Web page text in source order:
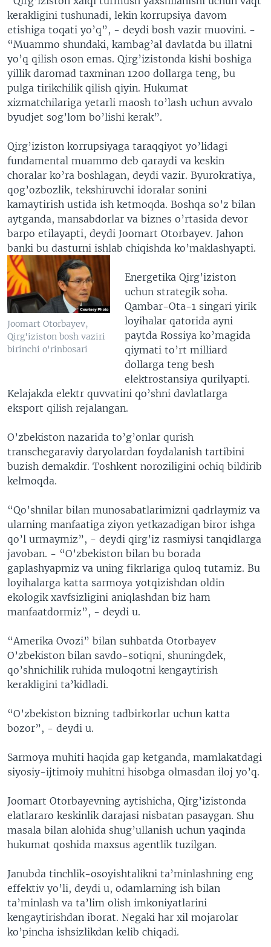
kerakligini tushunadi, lekin korrupsiya davom
etishiga toqati yo’q”, - deydi bosh vazir muovini. -
“Muammo shundaki, kambag’al davlatda bu illatni
yo’q qilish oson emas. Qirg’izistonda kishi boshiga
yillik daromad taxminan 1200 dollarga teng, bu
pulga tirikchilik qilish qiyin. Hukumat
xizmatchilariga yetarli maosh to’lash uchun avvalo
byudjet sog’lom bo’lishi kerak”.
Qirg’iziston korrupsiyaga taraqqiyot yo’lidagi
fundamental muammo deb qaraydi va keskin
choralar ko’ra boshlagan, deydi vazir. Byurokratiya,
qog’ozbozlik, tekshiruvchi idoralar sonini
kamaytirish ustida ish ketmoqda. Boshqa so’z bilan
aytganda, mansabdorlar va biznes o’rtasida devor
barpo etilayapti, deydi Joomart Otorbayev. Jahon
banki bu dasturni ishlab chiqishda ko’maklashyapti.
Joomart Otorbayev,
Qirg'iziston bosh vaziri
birinchi o'rinbosari
Energetika Qirg’iziston
uchun strategik soha.
Qambar-Ota-1 singari yirik
loyihalar qatorida ayni
paytda Rossiya ko’magida
qiymati to’rt milliard
dollarga teng besh
elektrostansiya qurilyapti.
Kelajakda elektr quvvatini qo’shni davlatlarga
eksport qilish rejalangan.
O’zbekiston nazarida to’g’onlar qurish
transchegaraviy daryolardan foydalanish tartibini
buzish demakdir. Toshkent noroziligini ochiq bildirib
kelmoqda.
“Qo’shnilar bilan munosabatlarimizni qadrlaymiz va
ularning manfaatiga ziyon yetkazadigan biror ishga
qo’l urmaymiz”, - deydi qirg’iz rasmiysi tanqidlarga
javoban. - “O’zbekiston bilan bu borada
gaplashyapmiz va uning fikrlariga quloq tutamiz. Bu
loyihalarga katta sarmoya yotqizishdan oldin
ekologik xavfsizligini aniqlashdan biz ham
manfaatdormiz”, - deydi u.
“Amerika Ovozi” bilan suhbatda Otorbayev
O’zbekiston bilan savdo-sotiqni, shuningdek,
qo’shnichilik ruhida muloqotni kengaytirish
kerakligini ta’kidladi.
“O’zbekiston bizning tadbirkorlar uchun katta
bozor”, - deydi u.
Sarmoya muhiti haqida gap ketganda, mamlakatdagi
siyosiy-ijtimoiy muhitni hisobga olmasdan iloj yo’q.
Joomart Otorbayevning aytishicha, Qirg’izistonda
elatlararo keskinlik darajasi nisbatan pasaygan. Shu
masala bilan alohida shug’ullanish uchun yaqinda
hukumat qoshida maxsus agentlik tuzilgan.
Janubda tinchlik-osoyishtalikni ta’minlashning eng
effektiv yo’li, deydi u, odamlarning ish bilan
ta’minlash va ta’lim olish imkoniyatlarini
kengaytirishdan iborat. Negaki har xil mojarolar
ko’pincha ishsizlikdan kelib chiqadi.